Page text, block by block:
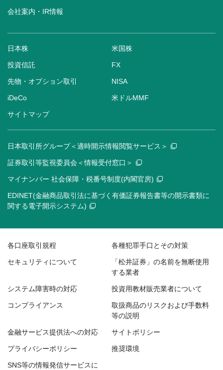
会社案内・IR情報
日本株 米国株
投資信託 FX
先物・オプション取引 NISA
iDeCo 米ドルMMF
サイトマップ
日本取引所グループ＜適時開示情報閲覧サービス＞
証券取引等監視委員会＜情報受付窓口＞
マイナンバー 社会保障・税番号制度(内閣官房)
EDINET(金融商品取引法に基づく有価証券報告書等の開示書類に
関する電子開示システム)
各口座取引規程 各種犯罪手口とその対策
セキュリティについて
「松井証券」の名前を無断使用
する業者
システム障害時の対応 投資用教材販売業者について
コンプライアンス
取扱商品のリスクおよび手数料
等の説明
金融サービス提供法への対応 サイトポリシー
プライバシーポリシー 推奨環境
SNS等の情報発信サービスに